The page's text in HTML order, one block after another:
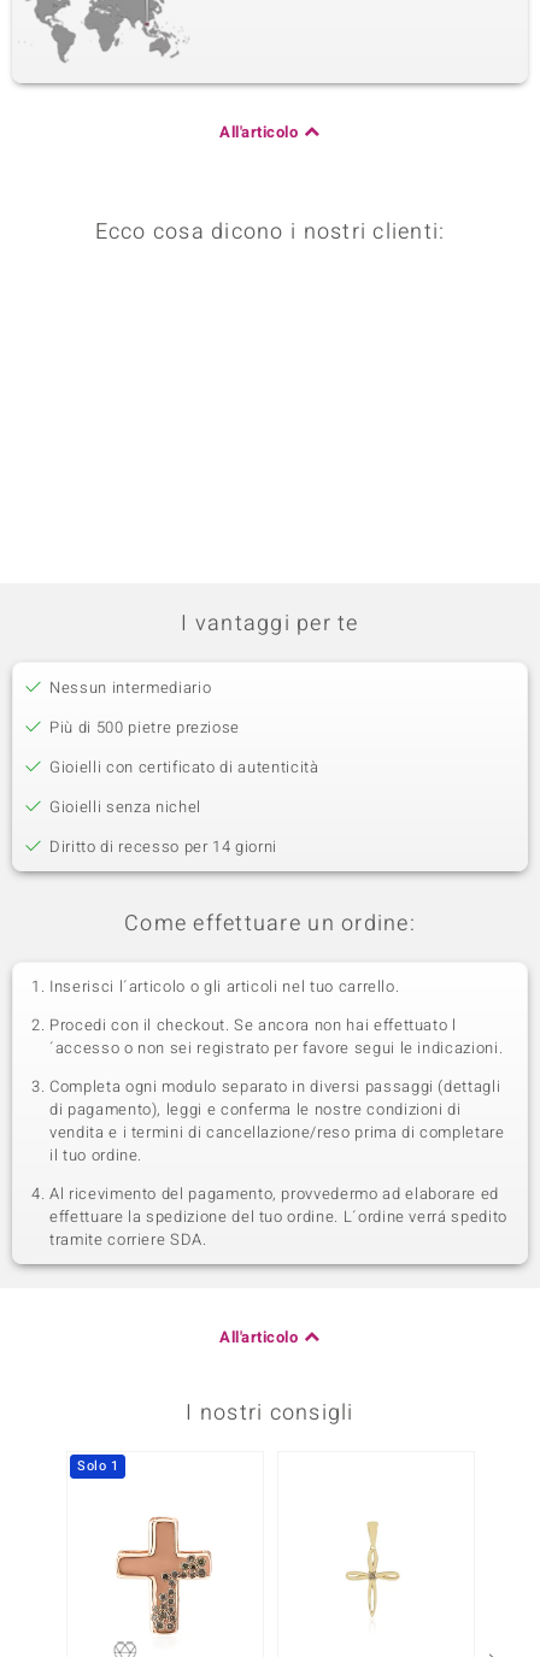
All'articolo
Ecco cosa dicono i nostri clienti:
I vantaggi per te
Nessun intermediario
Più di 500 pietre preziose
Gioielli con certificato di autenticità
Gioielli senza nichel
Diritto di recesso per 14 giorni
Come effettuare un ordine:
Inserisci l´articolo o gli articoli nel tuo carrello.
Procedi con il checkout. Se ancora non hai effettuato l
´accesso o non sei registrato per favore segui le indicazioni.
Completa ogni modulo separato in diversi passaggi (dettagli
di pagamento), leggi e conferma le nostre condizioni di
vendita e i termini di cancellazione/reso prima di completare
il tuo ordine.
Al ricevimento del pagamento, provvedermo ad elaborare ed
effettuare la spedizione del tuo ordine. L´ordine verrá spedito
tramite corriere SDA.
All'articolo
I nostri consigli
Solo 1